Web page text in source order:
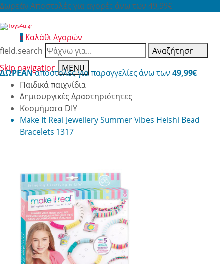
Δωρεάν Αποστολές για αγορές άνω των 49,99€
0 Καλάθι Αγορών
field.search
Αναζήτηση
Skip navigation
MENU
ΔΩΡΕΑΝαποστολές για παραγγελίες άνω των 49,99€
Παιδικά παιχνίδια
Δημιουργικές Δραστηριότητες
Κοσμήματα DIY
Make It Real Jewellery Summer Vibes Heishi Bead
Bracelets 1317